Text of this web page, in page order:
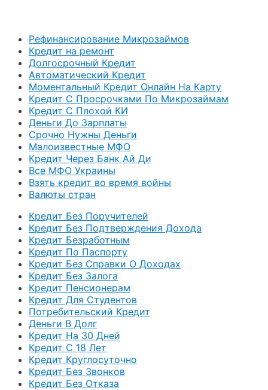
Рефинансирование Микрозаймов
Кредит на ремонт
Долгосрочный Кредит
Автоматический Кредит
Моментальный Кредит Онлайн На Карту
Кредит С Просрочками По Микрозаймам
Кредит С Плохой КИ
Деньги До Зарплаты
Срочно Нужны Деньги
Малоизвестные МФО
Кредит Через Банк Ай Ди
Все МФО Украины
Взять кредит во время войны
Валюты стран
Кредит Без Поручителей
Кредит Без Подтверждения Дохода
Кредит Безработным
Кредит По Паспорту
Кредит Без Справки О Доходах
Кредит Без Залога
Кредит Пенсионерам
Кредит Для Студентов
Потребительский Кредит
Деньги В Долг
Кредит На 30 Дней
Кредит С 18 Лет
Кредит Круглосуточно
Кредит Без Звонков
Кредит Без Отказа